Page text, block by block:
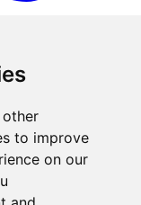
other
to improve
on our